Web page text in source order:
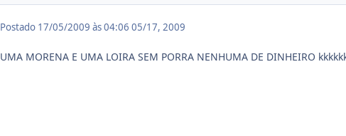
Postado 17/05/2009 às 04:06 05/17, 2009
UMA MORENA E UMA LOIRA SEM PORRA NENHUMA DE DINHEIRO